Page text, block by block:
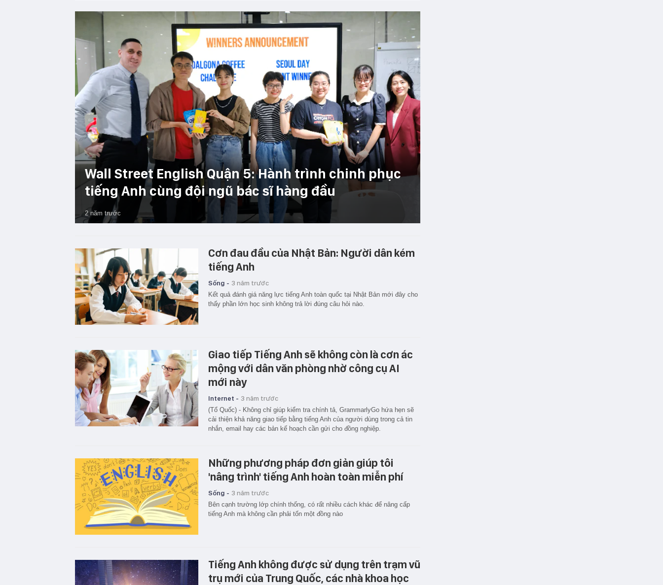
Wall Street English Quận 5: Hành trình chinh phục
tiếng Anh cùng đội ngũ bác sĩ hàng đầu
2 năm trước
Cơn đau đầu của Nhật Bản: Người dân kém
tiếng Anh
Sống - 3 năm trước
Kết quả đánh giá năng lực tiếng Anh toàn quốc tại Nhật Bản mới đây cho
thấy phần lớn học sinh không trả lời đúng câu hỏi nào.
Giao tiếp Tiếng Anh sẽ không còn là cơn ác
mộng với dân văn phòng nhờ công cụ AI
mới này
Internet - 3 năm trước
(Tổ Quốc) - Không chỉ giúp kiểm tra chính tả, GrammarlyGo hứa hẹn sẽ
cải thiện khả năng giao tiếp bằng tiếng Anh của người dùng trong cả tin
nhắn, email hay các bản kế hoạch cần gửi cho đồng nghiệp.
Những phương pháp đơn giản giúp tôi
'nâng trình' tiếng Anh hoàn toàn miễn phí
Sống - 3 năm trước
Bên cạnh trường lớp chính thống, có rất nhiều cách khác để nâng cấp
tiếng Anh mà không cần phải tốn một đồng nào
Tiếng Anh không được sử dụng trên trạm vũ
trụ mới của Trung Quốc, các nhà khoa học